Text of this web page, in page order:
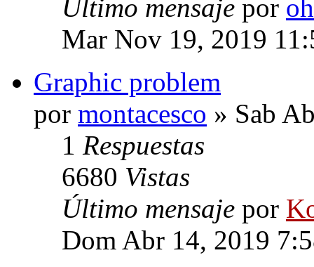
Último mensaje por
Mar Nov 19, 2019
Graphic problem
por montacesco » Sab
1 Respuestas
6680 Vistas
Último mensaje por
Dom Abr 14, 2019